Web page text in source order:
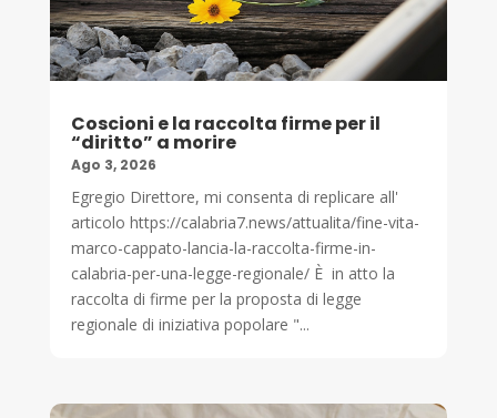
Coscioni e la raccolta firme per il
“diritto” a morire
Ago 3, 2026
Egregio Direttore, mi consenta di replicare all'
articolo https://calabria7.news/attualita/fine-vita-
marco-cappato-lancia-la-raccolta-firme-in-
calabria-per-una-legge-regionale/ È in atto la
raccolta di firme per la proposta di legge
regionale di iniziativa popolare "...